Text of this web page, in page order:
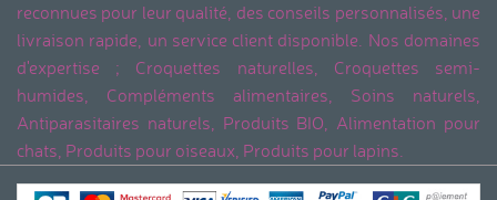
reconnues pour leur qualité, des conseils personnalisés, une
livraison rapide, un service client disponible. Nos domaines
d'expertise ; Croquettes naturelles, Croquettes semi-
humides, Compléments alimentaires, Soins naturels,
Antiparasitaires naturels, Produits BIO, Alimentation pour
chats, Produits pour oiseaux, Produits pour lapins.